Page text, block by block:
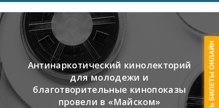
Антинаркотический кинолекторий
для молодежи и
благотворительные кинопоказы
провели в «Майском»